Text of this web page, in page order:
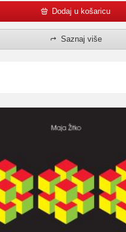
Dodaj u košaricu
Saznaj više